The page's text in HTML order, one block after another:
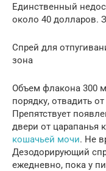
Единственный
около 40 долларов.
Спрей для
зона
Объем флакона 300
порядку, отвадить
Препятствует
двери от царапанья
кошачьей мочи. Не
Дезодорирующий
ежедневно, пока у